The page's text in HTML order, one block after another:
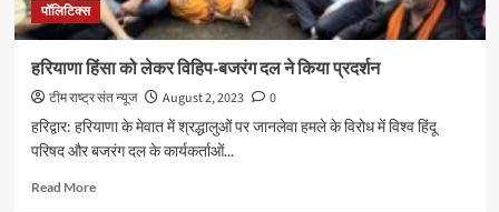
पॉलिटिक्स
हरियाणा हिंसा को लेकर विहिप-बजरंग दल ने किया प्रदर्शन
टीम राष्ट्र संत न्यूज August 2, 2023
0
हरिद्वार: हरियाणा के मेवात में श्रद्धालुओं पर जानलेवा हमले के विरोध में विश्व हिंदू
परिषद और बजरंग दल के कार्यकर्ताओं...
Read MoreRead